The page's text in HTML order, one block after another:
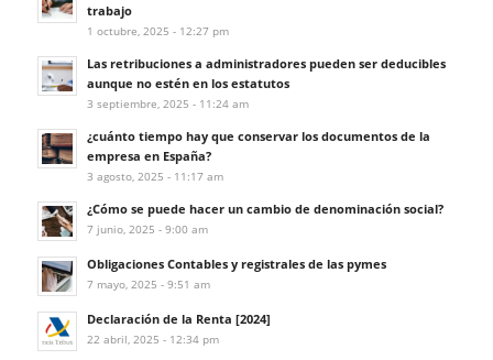
trabajo
1 octubre, 2025 - 12:27 pm
Las retribuciones a administradores pueden ser deducibles
aunque no estén en los estatutos
3 septiembre, 2025 - 11:24 am
¿cuánto tiempo hay que conservar los documentos de la
empresa en España?
3 agosto, 2025 - 11:17 am
¿Cómo se puede hacer un cambio de denominación social?
7 junio, 2025 - 9:00 am
Obligaciones Contables y registrales de las pymes
7 mayo, 2025 - 9:51 am
Declaración de la Renta [2024]
22 abril, 2025 - 12:34 pm